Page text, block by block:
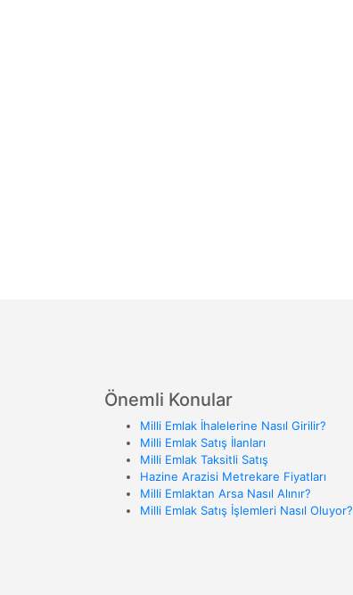
Önemli Konular
Milli Emlak İhalelerine Nasıl Girilir?
Milli Emlak Satış İlanları
Milli Emlak Taksitli Satış
Hazine Arazisi Metrekare Fiyatları
Milli Emlaktan Arsa Nasıl Alınır?
Milli Emlak Satış İşlemleri Nasıl Oluyor?